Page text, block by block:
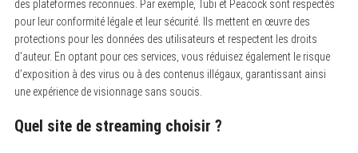
des plateformes reconnues. Par exemple, Tubi et Peacock sont respectés
pour leur conformité légale et leur sécurité. Ils mettent en œuvre des
protections pour les données des utilisateurs et respectent les droits
d’auteur. En optant pour ces services, vous réduisez également le risque
d’exposition à des virus ou à des contenus illégaux, garantissant ainsi
une expérience de visionnage sans soucis.
Quel site de streaming choisir ?